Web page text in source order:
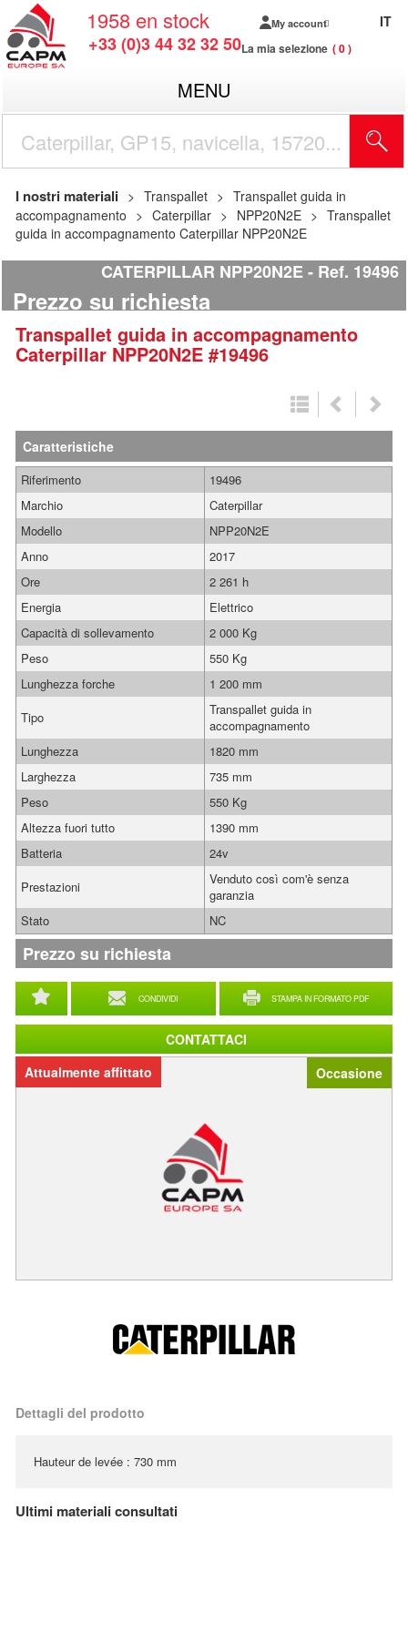
1958 en stock
+33 (0)3 44 32 32 50
My account
La mia selezione 0
IT
MENU
I nostri materiali Transpallet
Transpallet guida in
accompagnamento
Caterpillar NPP20N2E
Transpallet
guida in accompagnamento Caterpillar NPP20N2E
CATERPILLAR NPP20N2E Ref. 19496
Prezzo su richiesta
Transpallet guida in accompagnamento
Caterpillar NPP20N2E #19496
Occasione
Attualmente affittato
Caratteristiche
CONDIVIDI STAMPA IN FORMATO PDF
Riferimento
19496
Marchio
Caterpillar
Modello
NPP20N2E
Anno
2017
Ore
2 261 h
Energia
Elettrico
Capacità di sollevamento
2 000 Kg
Peso
550 Kg
Lunghezza forche
1 200 mm
Tipo
Transpallet guida in
accompagnamento
Lunghezza
1820 mm
Larghezza
735 mm
Peso
550 Kg
Altezza fuori tutto
1390 mm
Batteria
24v
Prestazioni
Venduto così com'è senza
garanzia
Stato
NC
Prezzo su richiesta
Dettagli del prodotto
Hauteur de levée : 730 mm
CONTATTACI
Ultimi materiali consultati